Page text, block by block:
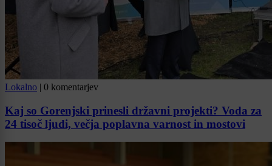
Lokalno | 0 komentarjev
Kaj so Gorenjski prinesli državni projekti? Voda za
24 tisoč ljudi, večja poplavna varnost in mostovi